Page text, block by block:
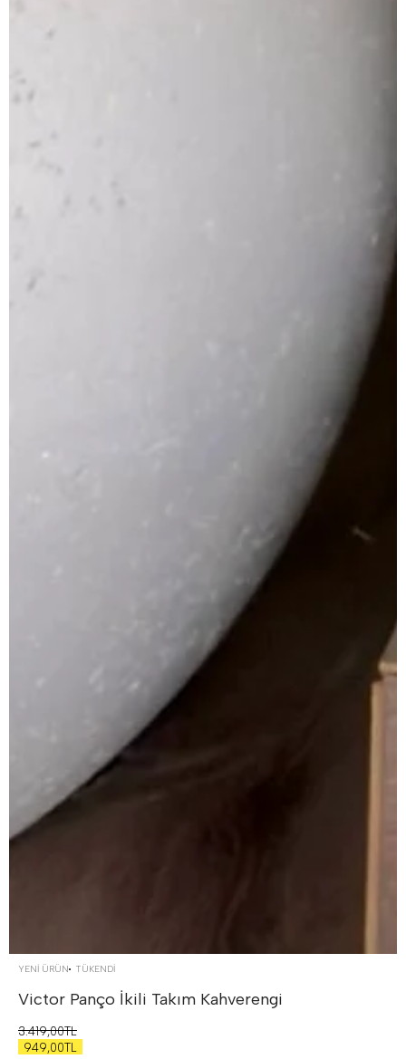
YENİ ÜRÜN TÜKENDI
Victor Panço İkili Takım Kahverengi
3.419,00TL
949,00TL